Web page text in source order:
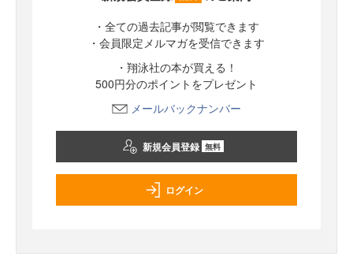
・全ての過去記事が閲覧できます
・会員限定メルマガを受信できます
・翔泳社の本が買える！
500円分のポイントをプレゼント
メールバックナンバー
新規会員登録 無料
ログイン